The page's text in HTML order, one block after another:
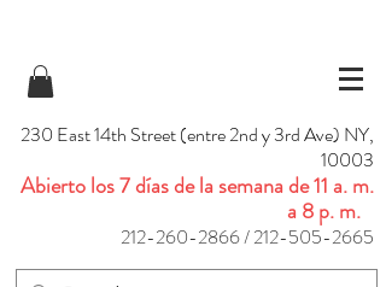
230 East 14th Street (entre 2nd y 3rd Ave) NY,
10003
Abierto los 7 días de la semana de 11 a. m.
a 8 p. m.
212-260-2866/212-505-2665